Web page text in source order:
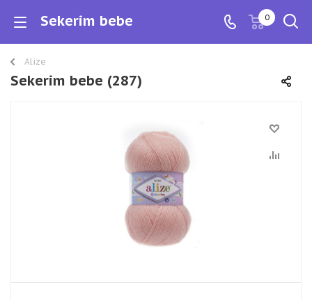
Sekerim bebe 0
Alize
Sekerim bebe (287)